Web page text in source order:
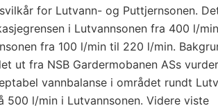
for Lutvann- og Puttjernsonen.
i Lutvannsonen fra 400 l/
fra 100 l/min til 220 l/min.
ut fra NSB Gardermobanen ASs
vannbalanse i området rundt
500 l/min i Lutvannsonen. Videre viste